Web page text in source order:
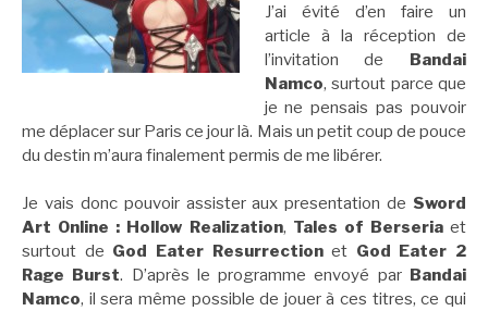
J’ai évité d’en faire un
article à la réception de
l’invitation de Bandai
Namco, surtout parce que
je ne pensais pas pouvoir
me déplacer sur Paris ce jour là. Mais un petit coup de pouce
du destin m’aura finalement permis de me libérer.
Je vais donc pouvoir assister aux presentation de Sword
Art Online : Hollow Realization, Tales of Berseriaet
surtout de God Eater Resurrectionet God Eater 2
Rage Burst. D’après le programme envoyé par Bandai
Namco, il sera même possible de jouer à ces titres, ce qui